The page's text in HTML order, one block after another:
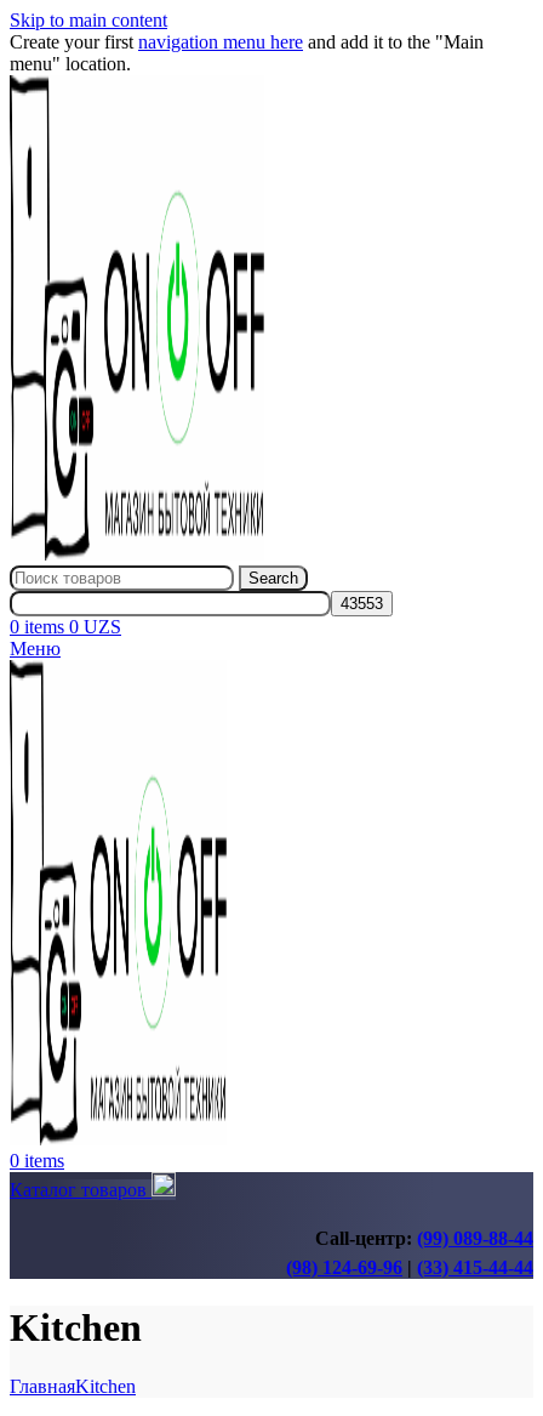
Skip to main content
Create your first navigation menu here and add it to the "Main
menu" location.
Search
0 items 0 UZS
Меню
0 items
Каталог товаров
Call-центр: (99) 089-88-44
(98) 124-69-96 | (33) 415-44-44
Kitchen
ГлавнаяKitchen